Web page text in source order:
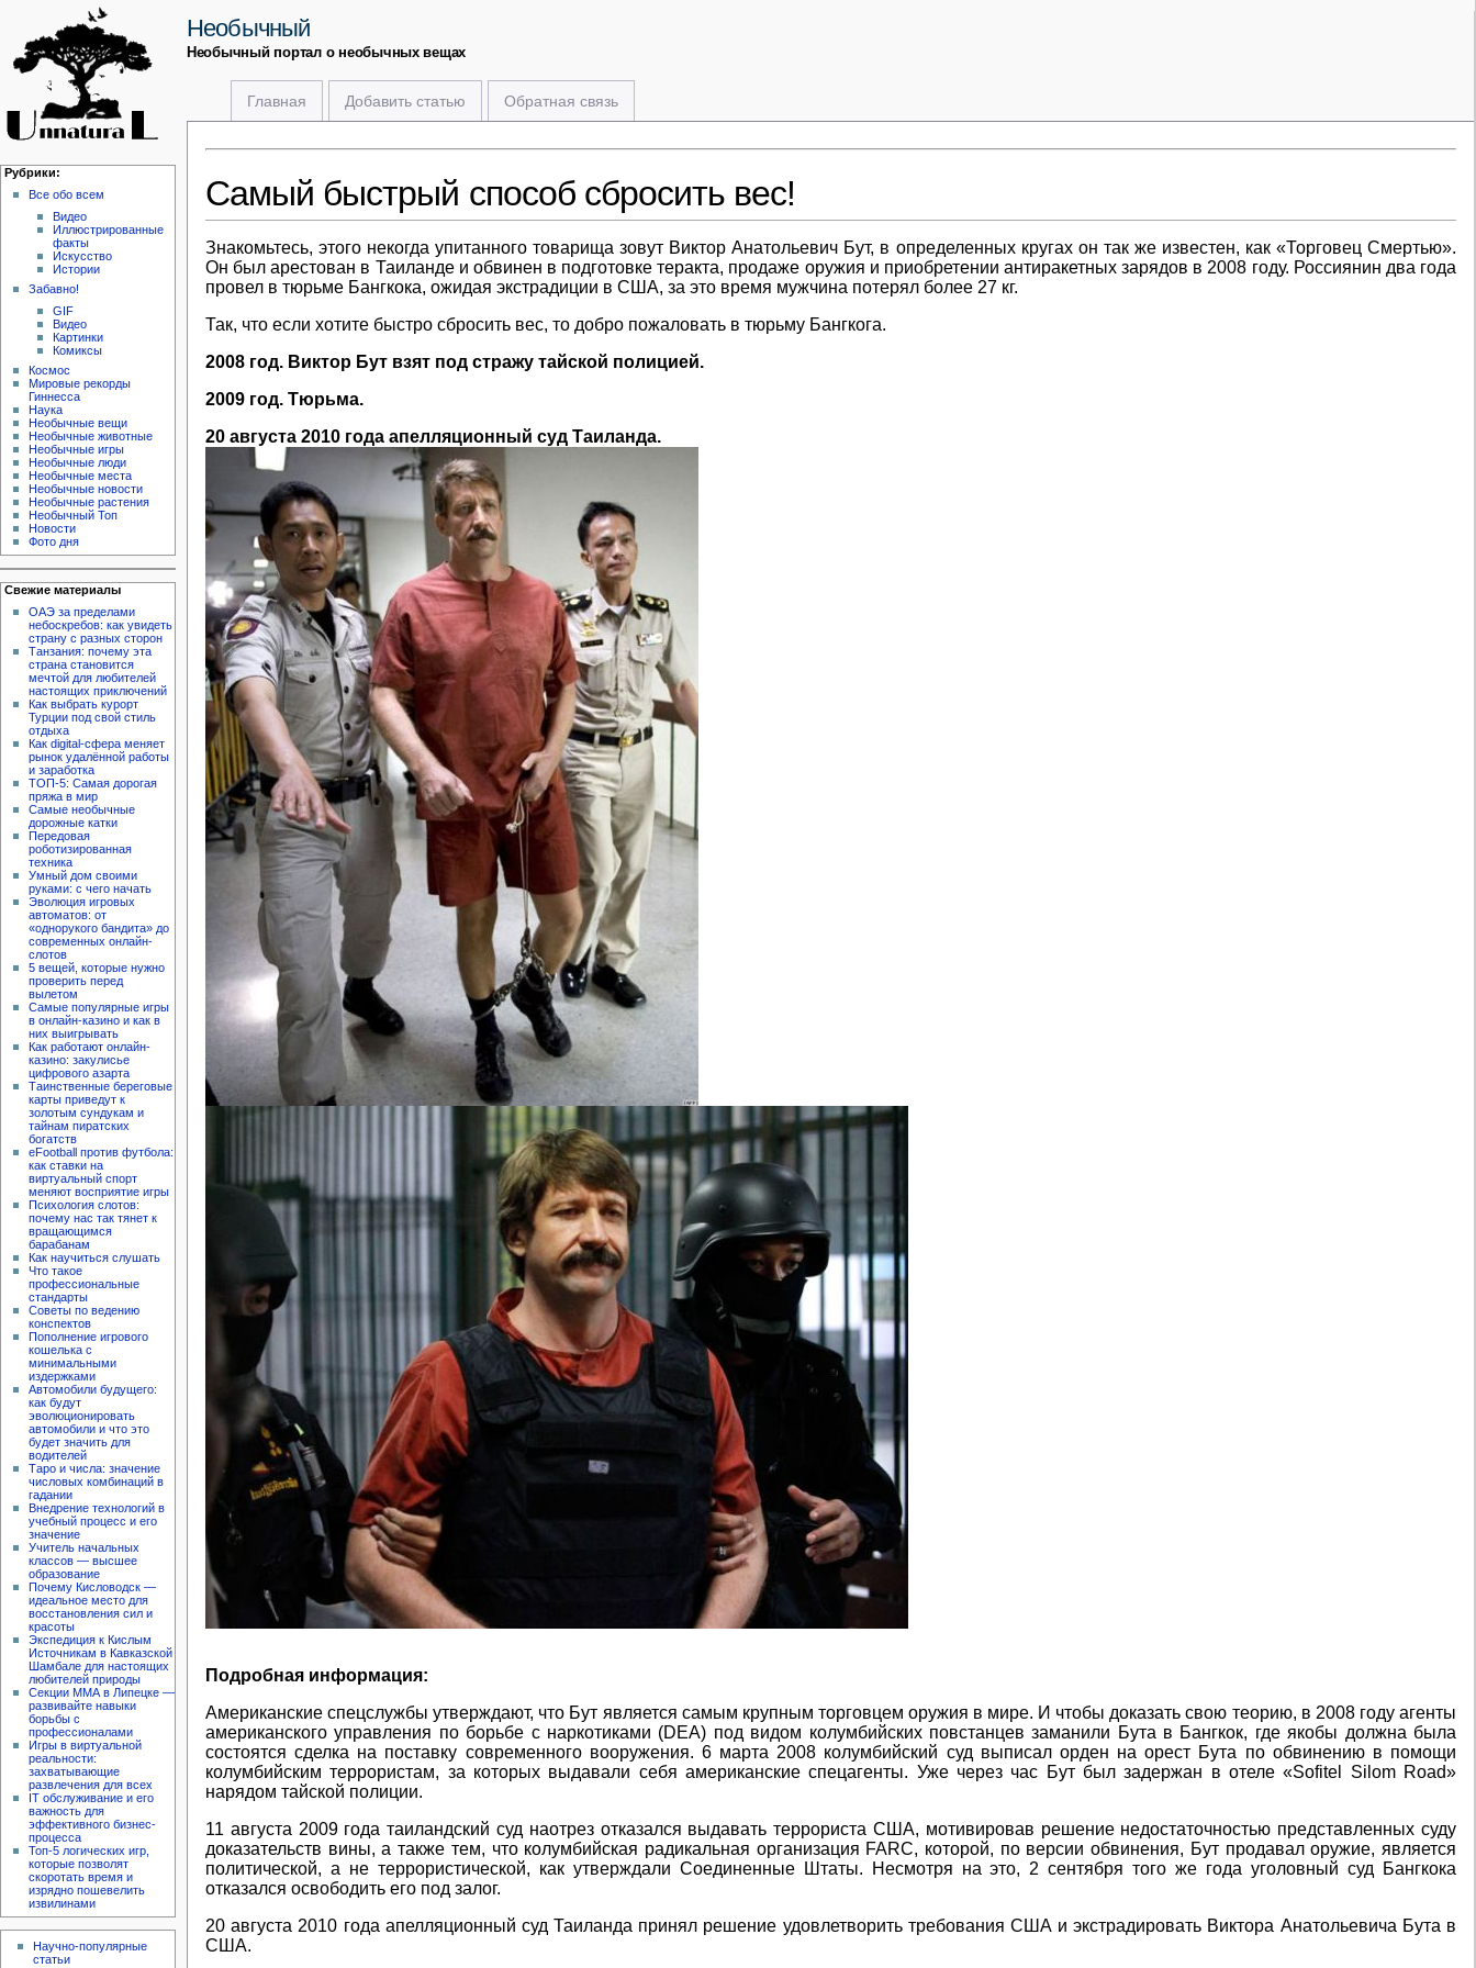
Необычный
Необычный портал о необычных вещах
Рубрики:
Все обо всем
Видео
Иллюстрированные
факты
Искусство
Истории
Забавно!
GIF
Видео
Картинки
Комиксы
Космос
Мировые рекорды
Гиннесса
Наука
Необычные вещи
Необычные животные
Необычные игры
Необычные люди
Необычные места
Необычные новости
Необычные растения
Необычный Топ
Новости
Фото дня
Свежие материалы
ОАЭ за пределами
небоскребов: как увидеть
страну с разных сторон
Танзания: почему эта
страна становится
мечтой для любителей
настоящих приключений
Как выбрать курорт
Турции под свой стиль
отдыха
Как digital-сфера меняет
рынок удалённой работы
и заработка
ТОП-5: Самая дорогая
пряжа в мир
Самые необычные
дорожные катки
Передовая
роботизированная
техника
Умный дом своими
руками: с чего начать
Эволюция игровых
автоматов: от
«однорукого бандита» до
современных онлайн-
слотов
5 вещей, которые нужно
проверить перед
вылетом
Самые популярные игры
в онлайн-казино и как в
них выигрывать
Как работают онлайн-
казино: закулисье
цифрового азарта
Таинственные береговые
карты приведут к
золотым сундукам и
тайнам пиратских
богатств
eFootball против футбола:
как ставки на
виртуальный спорт
меняют восприятие игры
Психология слотов:
почему нас так тянет к
вращающимся
барабанам
Как научиться слушать
Что такое
профессиональные
стандарты
Советы по ведению
конспектов
Пополнение игрового
кошелька с
минимальными
издержками
Автомобили будущего:
как будут
эволюционировать
автомобили и что это
будет значить для
водителей
Таро и числа: значение
числовых комбинаций в
гадании
Внедрение технологий в
учебный процесс и его
значение
Учитель начальных
классов — высшее
образование
Почему Кисловодск —
идеальное место для
восстановления сил и
красоты
Экспедиция к Кислым
Источникам в Кавказской
Шамбале для настоящих
любителей природы
Секции ММА в Липецке —
развивайте навыки
борьбы с
профессионалами
Игры в виртуальной
реальности:
захватывающие
развлечения для всех
IT обслуживание и его
важность для
эффективного бизнес-
процесса
Топ-5 логических игр,
которые позволят
скоротать время и
изрядно пошевелить
извилинами
Научно-популярные
статьи
Главная Добавить статью Обратная связь
Самый быстрый способ сбросить вес!
Знакомьтесь, этого некогда упитанного товарища зовут Виктор Анатольевич Бут, в определенных кругах он так же известен, как «Торговец Смертью».
Он был арестован в Таиланде и обвинен в подготовке теракта, продаже оружия и приобретении антиракетных зарядов в 2008 году. Россиянин два года
провел в тюрьме Бангкока, ожидая экстрадиции в США, за это время мужчина потерял более 27 кг.
Так, что если хотите быстро сбросить вес, то добро пожаловать в тюрьму Бангкога.
2008 год. Виктор Бут взят под стражу тайской полицией.
2009 год. Тюрьма.
20 августа 2010 года апелляционный суд Таиланда.
Подробная информация:
Американские спецслужбы утверждают, что Бут является самым крупным торговцем оружия в мире. И чтобы доказать свою теорию, в 2008 году агенты
американского управления по борьбе с наркотиками (DEA) под видом колумбийских повстанцев заманили Бута в Бангкок, где якобы должна была
состоятся сделка на поставку современного вооружения. 6 марта 2008 колумбийский суд выписал орден на орест Бута по обвинению в помощи
колумбийским террористам, за которых выдавали себя американские спецагенты. Уже через час Бут был задержан в отеле «Sofitel Silom Road»
нарядом тайской полиции.
11 августа 2009 года таиландский суд наотрез отказался выдавать террориста США, мотивировав решение недостаточностью представленных суду
доказательств вины, а также тем, что колумбийская радикальная организация FARC, которой, по версии обвинения, Бут продавал оружие, является
политической, а не террористической, как утверждали Соединенные Штаты. Несмотря на это, 2 сентября того же года уголовный суд Бангкока
отказался освободить его под залог.
20 августа 2010 года апелляционный суд Таиланда принял решение удовлетворить требования США и экстрадировать Виктора Анатольевича Бута в
США.